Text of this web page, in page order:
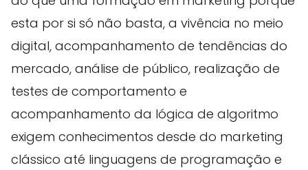
esta por si só não basta, a vivência no meio
digital, acompanhamento de tendências do
mercado, análise de público, realização de
testes de comportamento e
acompanhamento da lógica de algoritmo
exigem conhecimentos desde do marketing
clássico até linguagens de programação e